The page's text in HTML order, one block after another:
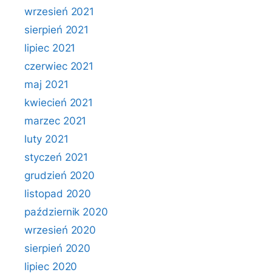
wrzesień 2021
sierpień 2021
lipiec 2021
czerwiec 2021
maj 2021
kwiecień 2021
marzec 2021
luty 2021
styczeń 2021
grudzień 2020
listopad 2020
październik 2020
wrzesień 2020
sierpień 2020
lipiec 2020